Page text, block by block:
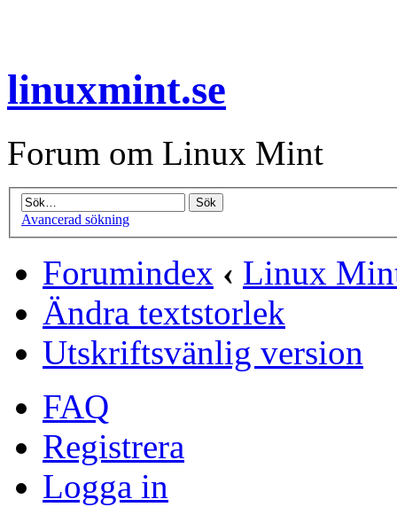
linuxmint.se
Forum om Linux Mint
Avancerad sökning
Forumindex ‹ Linux
Ändra textstorlek
Utskriftsvänlig version
FAQ
Registrera
Logga in